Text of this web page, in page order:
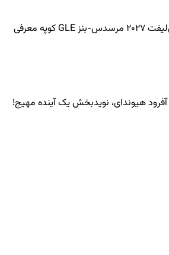
فیس‌لیفت ۲۰۲۷ مرسدس-بنز GLE کوپه معرفی